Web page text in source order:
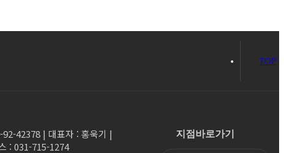
TOP
42378 | 대표자 : 홍욱기 |
: 031-715-1274
지점바로가기